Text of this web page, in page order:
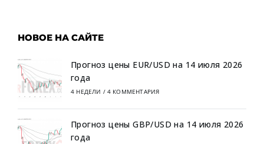
НОВОЕ НА САЙТЕ
Прогноз цены EUR/USD на 14 июля 2026
года
4 НЕДЕЛИ / 4 КОММЕНТАРИЯ
Прогноз цены GBP/USD на 14 июля 2026
года